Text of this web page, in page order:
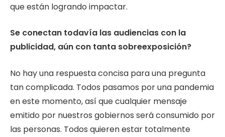
que están logrando impactar.
Se conectan todavía las audiencias con la
publicidad, aún con tanta sobreexposición?
No hay una respuesta concisa para una pregunta
tan complicada. Todos pasamos por una pandemia
en este momento, así que cualquier mensaje
emitido por nuestros gobiernos será consumido por
las personas. Todos quieren estar totalmente